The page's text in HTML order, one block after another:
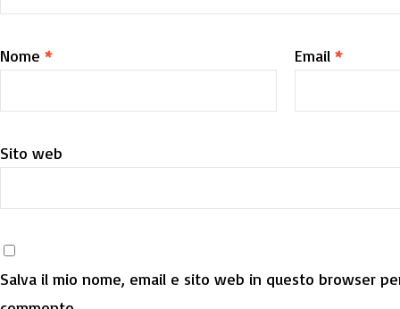
Nome * Email *
Sito web
Salva il mio nome, email e sito web in questo browser